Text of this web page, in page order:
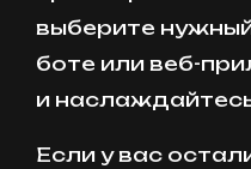
выберите
боте или веб-
и
Если у вас